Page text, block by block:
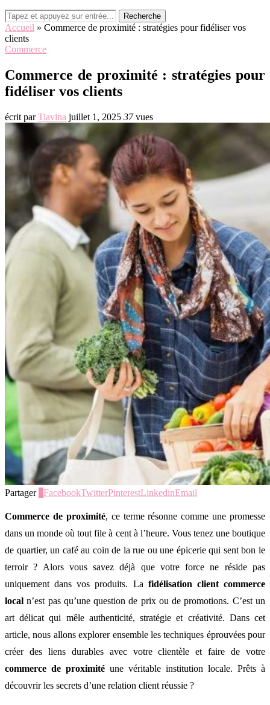
Recherche
Accueil » Commerce de proximité : stratégies pour fidéliser vos
clients
Commerce
Commerce de proximité : stratégies pour
fidéliser vos clients
écrit parTiavina juillet 1, 2025 37vues
Partager FacebookTwitterPinterestLinkedinEmail
Commerce de proximité, ce terme résonne comme une promesse
dans un monde où tout file à cent à l’heure. Vous tenez une boutique
de quartier, un café au coin de la rue ou une épicerie qui sent bon le
terroir ? Alors vous savez déjà que votre force ne réside pas
uniquement dans vos produits. La fidélisation client commerce
local n’est pas qu’une question de prix ou de promotions. C’est un
art délicat qui mêle authenticité, stratégie et créativité. Dans cet
article, nous allons explorer ensemble les techniques éprouvées pour
créer des liens durables avec votre clientèle et faire de votre
commerce de proximité une véritable institution locale. Prêts à
découvrir les secrets d’une relation client réussie ?